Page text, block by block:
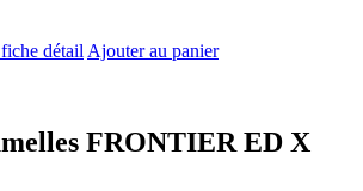
détail Ajouter au panier
FRONTIER ED X